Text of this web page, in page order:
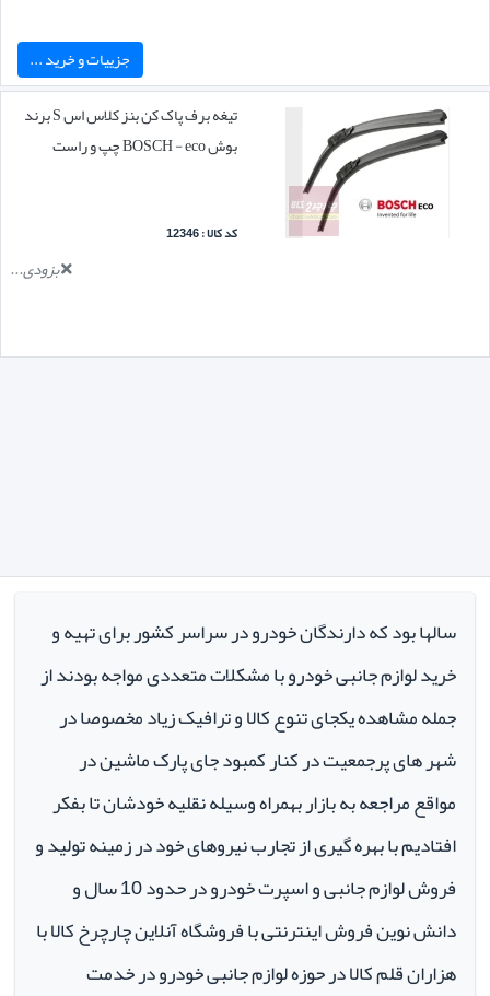
جزییات و خرید ...
تیغه برف پاک کن بنز کلاس اس S برند
بوش BOSCH - eco چپ و راست
کد کالا : 12346
بزودی...
سالها بود که دارندگان خودرو در سراسر کشور برای تهیه و
خرید لوازم جانبی خودرو با مشکلات متعددی مواجه بودند از
جمله مشاهده یکجای تنوع کالا و ترافیک زیاد مخصوصا در
شهر های پرجمعیت در کنار کمبود جای پارک ماشین در
مواقع مراجعه به بازار بهمراه وسیله نقلیه خودشان تا بفکر
افتادیم با بهره گیری از تجارب نیروهای خود در زمینه تولید و
فروش لوازم جانبی و اسپرت خودرو در حدود 10 سال و
دانش نوین فروش اینترنتی با فروشگاه آنلاین چارچرخ کالا با
هزاران قلم کالا در حوزه لوازم جانبی خودرو در خدمت